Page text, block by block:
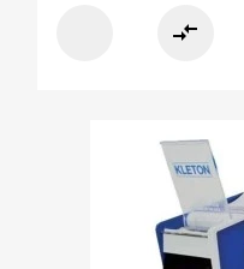
compare_arrows